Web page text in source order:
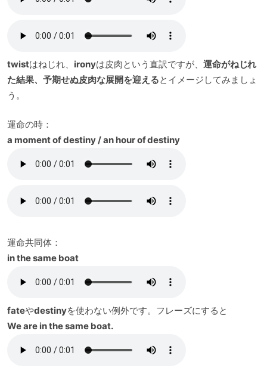
twistはねじれ、 ironyは皮肉という直訳ですが、 運命がねじれ
た結果、予期せぬ皮肉な展開を迎えるとイメージしてみましょ
う。
運命の時：
a moment of destiny / an hour of destiny
運命共同体：
in the same boat
fateやdestinyを使わない例外です。フレーズにすると
We are in the same boat.